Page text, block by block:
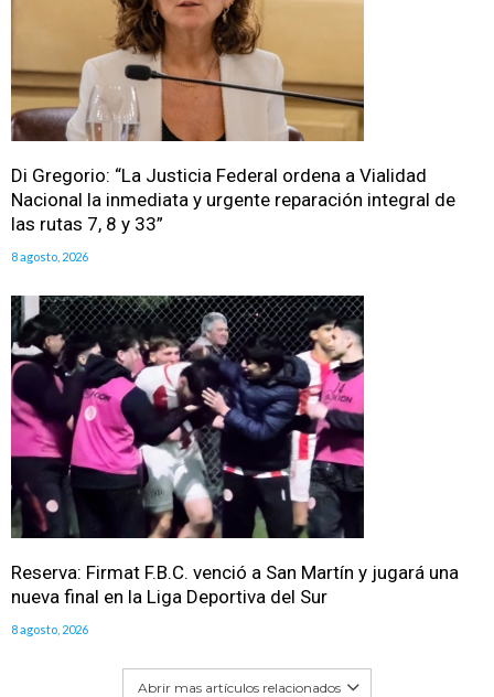
Di Gregorio: “La Justicia Federal ordena a Vialidad
Nacional la inmediata y urgente reparación integral de
las rutas 7, 8 y 33”
8 agosto, 2026
Reserva: Firmat F.B.C. venció a San Martín y jugará una
nueva final en la Liga Deportiva del Sur
8 agosto, 2026
Abrir mas artículos relacionados